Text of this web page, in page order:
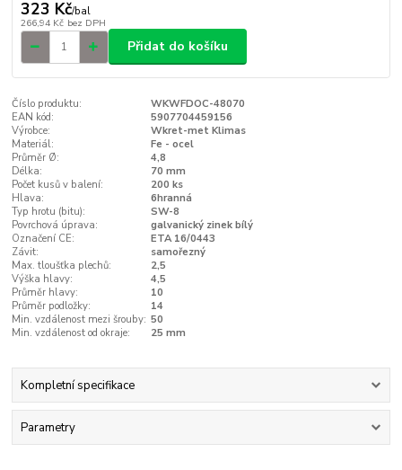
323 Kč/bal
266,94 Kč bez DPH
Přidat do košíku
Číslo produktu:
WKWFDOC-48070
EAN kód:
5907704459156
Výrobce:
Wkret-met Klimas
Materiál:
Fe - ocel
Průměr Ø:
4,8
Délka:
70 mm
Počet kusů v balení:
200 ks
Hlava:
6hranná
Typ hrotu (bitu):
SW-8
Povrchová úprava:
galvanický zinek bílý
Označení CE:
ETA 16/0443
Závit:
samořezný
Max. tloušťka plechů:
2,5
Výška hlavy:
4,5
Průměr hlavy:
10
Průměr podložky:
14
Min. vzdálenost mezi šrouby: 50
Min. vzdálenost od okraje:
25 mm
Kompletní specifikace
Parametry